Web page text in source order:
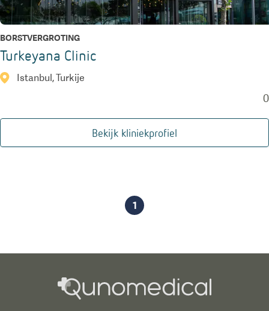
BORSTVERGROTING
Turkeyana Clinic
Istanbul, Turkije
0
Bekijk kliniekprofiel
1